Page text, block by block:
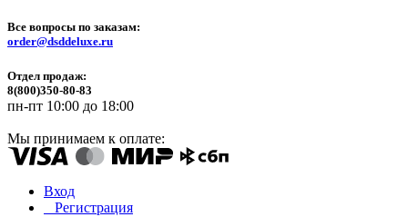
Все вопросы по заказам:
order@dsddeluxe.ru
Отдел продаж:
8(800)350-80-83
пн-пт 10:00 до 18:00
Мы принимаем к оплате:
Вход
Регистрация